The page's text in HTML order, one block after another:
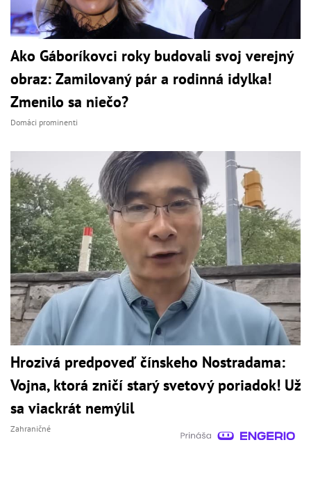
Ako Gáboríkovci roky budovali svoj verejný
obraz: Zamilovaný pár a rodinná idylka!
Zmenilo sa niečo?
Domáci prominenti
Hrozivá predpoveď čínskeho Nostradama:
Vojna, ktorá zničí starý svetový poriadok! Už
sa viackrát nemýlil
Zahraničné